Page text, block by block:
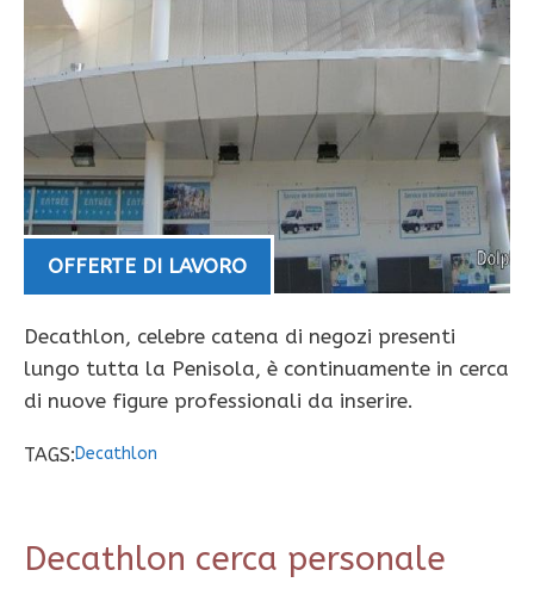
OFFERTE DI LAVORO
Decathlon, celebre catena di negozi presenti
lungo tutta la Penisola, è continuamente in cerca
di nuove figure professionali da inserire.
TAGS:Decathlon
Decathlon cerca personale